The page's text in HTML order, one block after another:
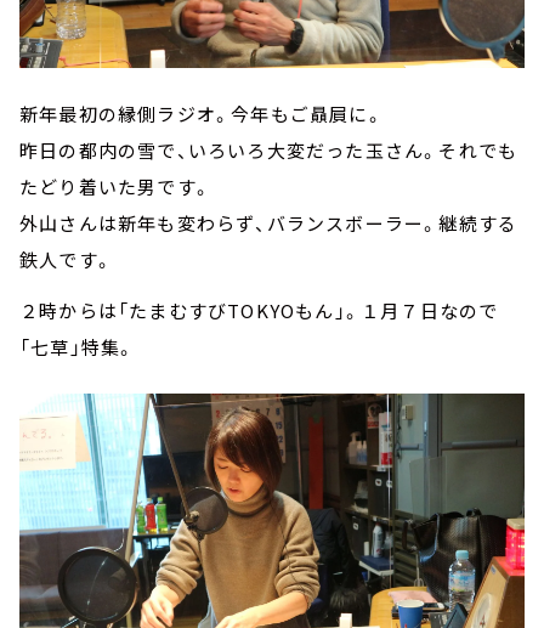
新年最初の縁側ラジオ。今年もご贔屓に。
昨日の都内の雪で、いろいろ大変だった玉さん。それでも
たどり着いた男です。
外山さんは新年も変わらず、バランスボーラー。継続する
鉄人です。
２時からは「たまむすびTOKYOもん」。１月７日なので
「七草」特集。